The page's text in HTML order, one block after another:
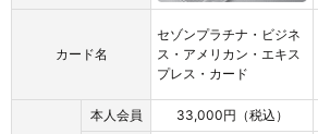
カード名
セゾンプラチナ・ビジネ
ス・アメリカン・エキス
プレス・カード
本人会員 33,000円（税込）